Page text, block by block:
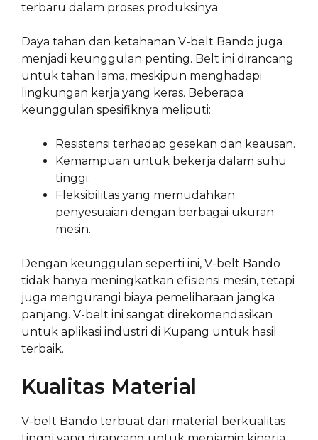
terbaru dalam proses produksinya.
Daya tahan dan ketahanan V-belt Bando juga
menjadi keunggulan penting. Belt ini dirancang
untuk tahan lama, meskipun menghadapi
lingkungan kerja yang keras. Beberapa
keunggulan spesifiknya meliputi:
Resistensi terhadap gesekan dan keausan.
Kemampuan untuk bekerja dalam suhu
tinggi.
Fleksibilitas yang memudahkan
penyesuaian dengan berbagai ukuran
mesin.
Dengan keunggulan seperti ini, V-belt Bando
tidak hanya meningkatkan efisiensi mesin, tetapi
juga mengurangi biaya pemeliharaan jangka
panjang. V-belt ini sangat direkomendasikan
untuk aplikasi industri di Kupang untuk hasil
terbaik.
Kualitas Material
V-belt Bando terbuat dari material berkualitas